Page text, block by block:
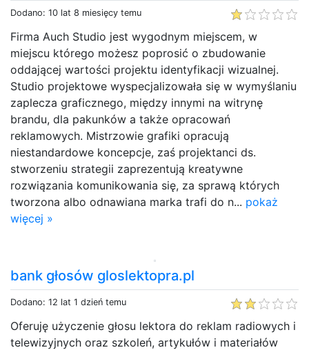
Dodano: 10 lat 8 miesięcy temu
Firma Auch Studio jest wygodnym miejscem, w
miejscu którego możesz poprosić o zbudowanie
oddającej wartości projektu identyfikacji wizualnej.
Studio projektowe wyspecjalizowała się w wymyślaniu
zaplecza graficznego, między innymi na witrynę
brandu, dla pakunków a także opracowań
reklamowych. Mistrzowie grafiki opracują
niestandardowe koncepcje, zaś projektanci ds.
stworzeniu strategii zaprezentują kreatywne
rozwiązania komunikowania się, za sprawą których
tworzona albo odnawiana marka trafi do n... pokaż
więcej »
bank głosów gloslektopra.pl
Dodano: 12 lat 1 dzień temu
Oferuję użyczenie głosu lektora do reklam radiowych i
telewizyjnych oraz szkoleń, artykułów i materiałów